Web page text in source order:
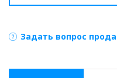
Задать вопрос